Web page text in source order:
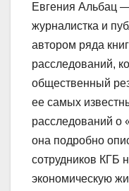
Евгения Альбац
журналистка и
автором ряда
расследований,
общественный
ее самых
расследований о
она подробно
сотрудников КГБ
экономическую